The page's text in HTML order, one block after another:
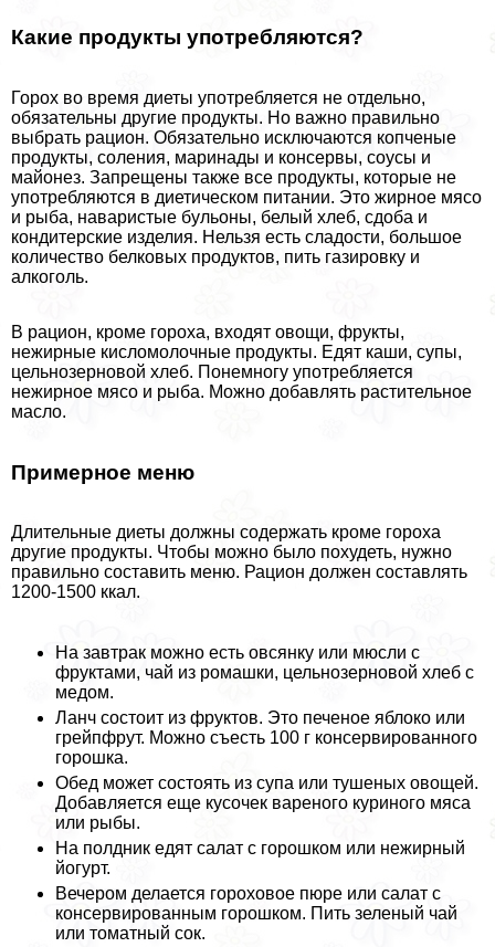
Какие продукты употрeбляются?
Горох во время диеты употрeбляется не отдельно,
обязательны другие продукты. Но важно правильно
выбрать рацион. Обязательно исключаются копченые
продукты, соления, маринады и консервы, соусы и
майонез. Запрещены также все продукты, которые не
употрeбляются в диетическом питании. Это жирное мясо
и рыба, наваристые бульоны, белый хлеб, сдоба и
кондитерские изделия. Нельзя есть сладости, большое
количество белковых продуктов, пить газировку и
алкоголь.
В рацион, кроме гороха, входят овощи, фрукты,
нежирные кисломолочные продукты. Едят каши, супы,
цельнозерновой хлеб. Понемногу употрeбляется
нежирное мясо и рыба. Можно добавлять растительное
масло.
Примерное меню
Длительные диеты должны содержать кроме гороха
другие продукты. Чтобы можно было похудеть, нужно
правильно составить меню. Рацион должен составлять
1200-1500 ккал.
На завтpaк можно есть овсянку или мюсли с
фруктами, чай из ромашки, цельнозерновой хлеб с
медом.
Ланч состоит из фруктов. Это печеное яблоко или
грейпфрут. Можно съесть 100 г консервированного
горошка.
Обед может состоять из супа или тушеных овощей.
Добавляется еще кусочек вареного куриного мяса
или рыбы.
На полдник едят салат с горошком или нежирный
йогурт.
Вечером делается гороховое пюре или салат с
консервированным горошком. Пить зеленый чай
или томатный сок.